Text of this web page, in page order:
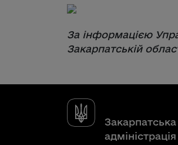
За інформацією
Закарпатській
адміністрація